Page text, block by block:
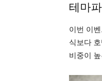
테마
이번 이
식보다
비중이